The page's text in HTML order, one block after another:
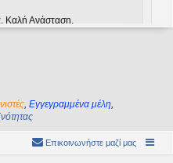
Καλή Ανάσταση.
Ανάσταση.
Εγγεγραμμένα μέλη
Επικοινωνήστε μαζί μας